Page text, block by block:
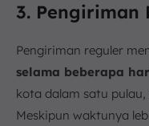
3. Pengiriman
Pengiriman reguler
selama beberapa
kota dalam satu
Meskipun waktunya